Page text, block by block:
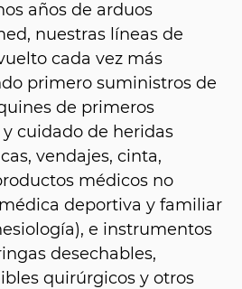
años de arduos
nuestras líneas de
cada vez más
primero suministros de
de primeros
cuidado de heridas
vendajes, cinta,
médicos no
deportiva y familiar
e instrumentos
desechables,
quirúrgicos y otros